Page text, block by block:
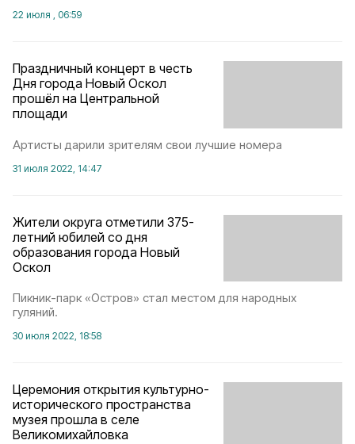
22 июля , 06:59
Праздничный концерт в честь
Дня города Новый Оскол
прошёл на Центральной
площади
Артисты дарили зрителям свои лучшие номера
31 июля 2022, 14:47
Жители округа отметили 375-
летний юбилей со дня
образования города Новый
Оскол
Пикник-парк «Остров» стал местом для народных
гуляний.
30 июля 2022, 18:58
Церемония открытия культурно-
исторического пространства
музея прошла в селе
Великомихайловка